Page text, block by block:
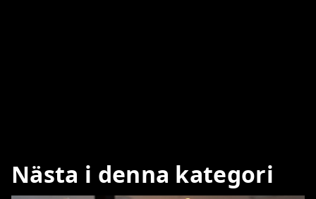
Nästa i denna kategori